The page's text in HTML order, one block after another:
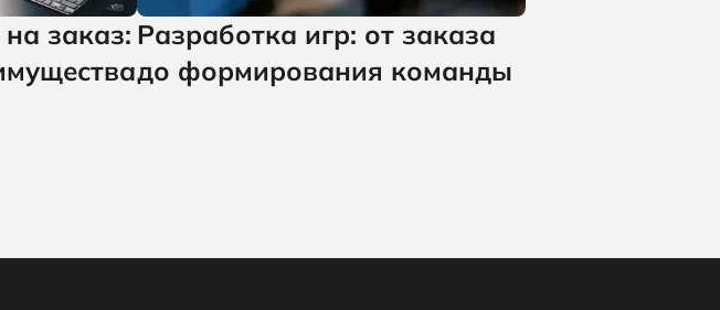
заказ: Разработка игр: от заказа
до формирования команды